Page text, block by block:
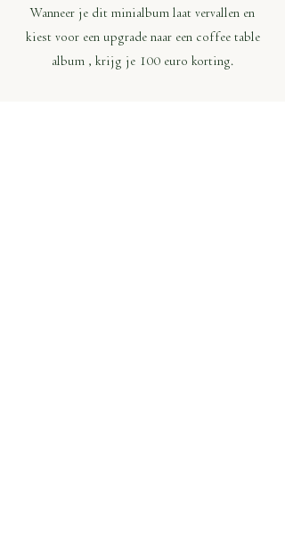
Wanneer je dit minialbum laat vervallen en
kiest voor een upgrade naar een coffee table
album , krijg je 100 euro korting.